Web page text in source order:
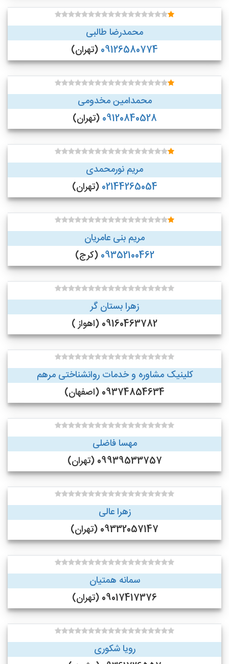
محمدرضا طالبی
09126580774 (تهران)
محمدامین مخدومی
09120840528 (تهران)
مریم نورمحمدی
02144265054 (تهران)
مریم بنی عامریان
09352100462 (کرج)
زهرا بستان گر
09160463782 (اهواز )
کلینیک مشاوره و خدمات روانشناختی مرهم
09374854634 (اصفهان)
مهسا فاضلی
09939533757 (تهران)
زهرا عالی
09332057147 (تهران)
سمانه همتیان
09017417376 (تهران)
رویا شکوری